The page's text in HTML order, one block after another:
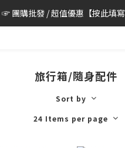
☞ 團購批發 / 超值優惠【按此填寫
旅行箱/隨身配件
Sort by
24 Items per page